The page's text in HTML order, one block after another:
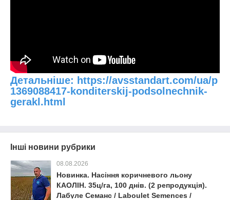
Детальніше: https://avsstandart.com/ua/p
1369088417-konditerskij-podsolnechnik-
gerakl.html
Інші новини рубрики
08.08.2026
Новинка. Насіння коричневого льону
КАОЛІН. 35ц/га, 100 днів. (2 репродукція).
Лабуле Семанс / Laboulet Semences /